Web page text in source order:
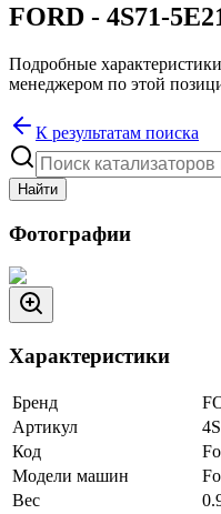
FORD - 4S71-
Подробные
менеджером по этой
К результатам поиска
Найти
Фотографии
Характеристики
Бренд
Артикул
Код
Модели машин
Вес